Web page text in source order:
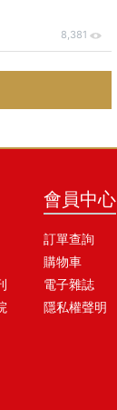
華固。類似情況也
）、新聯陽等知
Q2 揭露的財報即
些建商開始努力
8,381
會員中心
訂單查詢
購物車
電子雜誌
隱私權聲明